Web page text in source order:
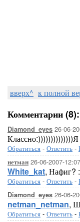
вверх^ к полной
Комментарии (8):
Diamond_eyes 26-06-
Обратиться - Ответить -
нетман 26-06-2007-12:07
White_kat, Нафиг?
Обратиться - Ответить -
Diamond_eyes 26-06-
netman_netman,
Обратиться - Ответить -